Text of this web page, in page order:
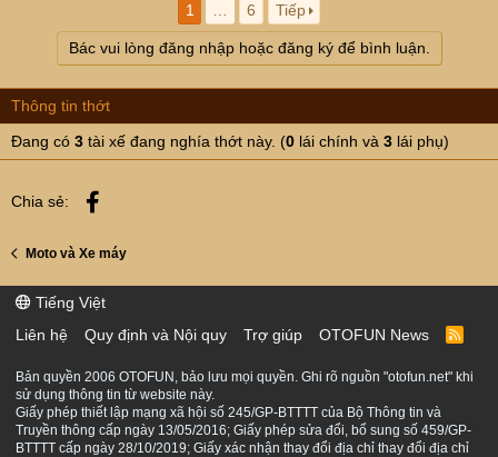
1 6 Tiếp
Bác vui lòng đăng nhập hoặc đăng ký để bình luận.
Thông tin thớt
Đang có 3 tài xế đang nghía thớt này. (0 lái chính và 3 lái phụ)
Chia sẻ:
Moto và Xe máy
Tiếng Việt
Liên hệ
Quy định và Nội quy Trợ giúp OTOFUN News
R
S
Bản quyền 2006 OTOFUN, bảo lưu mọi quyền. Ghi rõ nguồn "otofun.net" khi
sử dụng thông tin từ website này.
Giấy phép thiết lập mạng xã hội số 245/GP-BTTTT của Bộ Thông tin và
Truyền thông cấp ngày 13/05/2016; Giấy phép sửa đổi, bổ sung số 459/GP-
BTTTT cấp ngày 28/10/2019; Giấy xác nhận thay đổi địa chỉ thay đổi địa chỉ